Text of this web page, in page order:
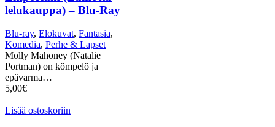
lelukauppa) – Blu-Ray
Blu-ray, Elokuvat, Fantasia,
Komedia, Perhe & Lapset
Molly Mahoney (Natalie
Portman) on kömpelö ja
epävarma…
5,00€
Lisää ostoskoriin